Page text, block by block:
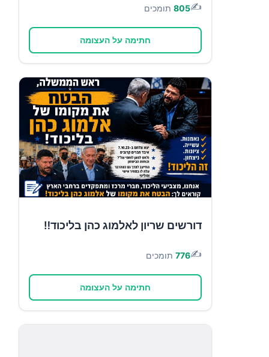
✍️
805 תומכים
חתימה על העצומה
דורשים שריון לאלמוג כהן בליכוד‼️
✍️
776 תומכים
חתימה על העצומה